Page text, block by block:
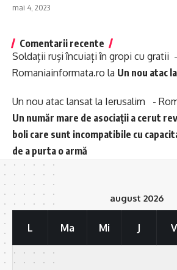
mai 4, 2023
Comentarii recente
Soldații ruși încuiați în gropi cu gratii -
Romaniainformata.ro la Un nou atac
Un nou atac lansat la Ierusalim -
Un număr mare de asociații a cerut
boli care sunt incompatibile cu
de a purta o armă
august 2026
L Ma Mi J V